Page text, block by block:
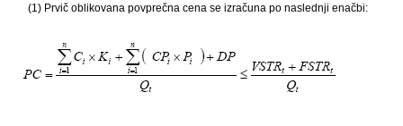
(1) Prvič oblikovana povprečna cena se izračuna po naslednji enačbi: